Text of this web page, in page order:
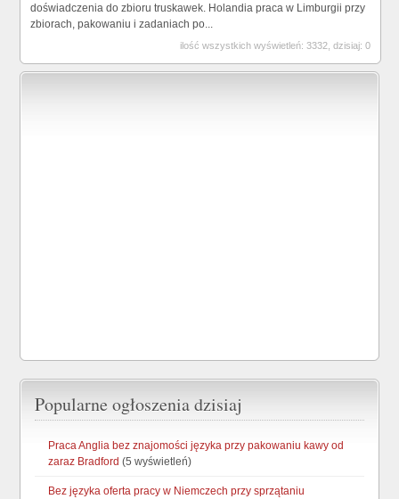
doświadczenia do zbioru truskawek. Holandia praca w Limburgii przy
zbiorach, pakowaniu i zadaniach po...
ilość wszystkich wyświetleń: 3332, dzisiaj: 0
Popularne ogłoszenia dzisiaj
Praca Anglia bez znajomości języka przy pakowaniu kawy od
zaraz Bradford (5 wyświetleń)
Bez języka oferta pracy w Niemczech przy sprzątaniu